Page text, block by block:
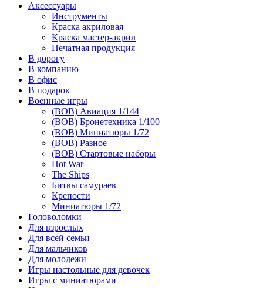
Аксессуары
Инструменты
Краска акриловая
Краска мастер-акрил
Печатная продукция
В дорогу
В компанию
В офис
В подарок
Военные игры
(ВОВ) Авиация 1/144
(ВОВ) Бронетехника 1/100
(ВОВ) Миниатюры 1/72
(ВОВ) Разное
(ВОВ) Стартовые наборы
Hot War
The Ships
Битвы самураев
Крепости
Миниатюры 1/72
Головоломки
Для взрослых
Для всей семьи
Для мальчиков
Для молодежи
Игры настольные для девочек
Игры с миниатюрами